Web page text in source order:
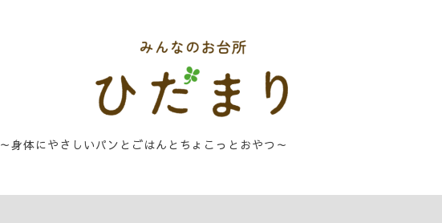
～身体にやさしいパンとごはんとちょこっとおやつ～